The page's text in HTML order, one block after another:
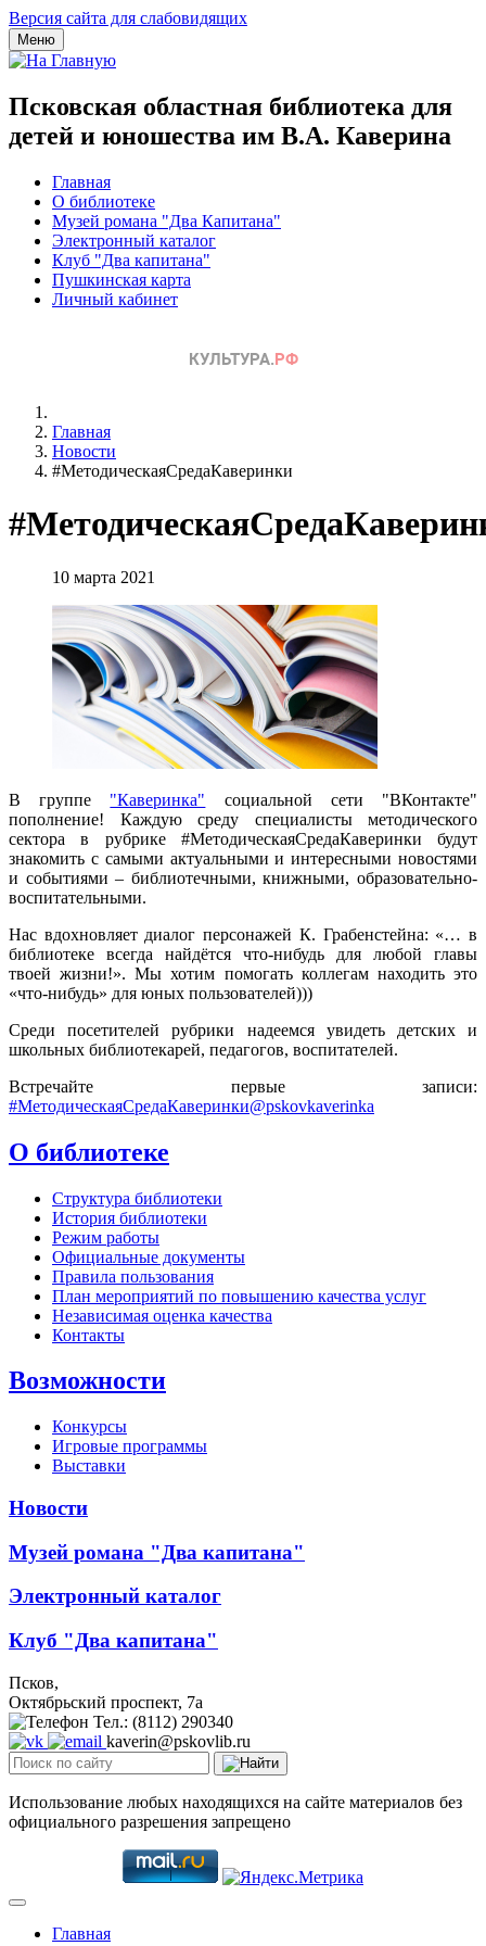
Версия сайта для слабовидящих
Меню
Псковская областная библиотека для
детей и юношества им В.А. Каверина
Главная
О библиотеке
Музей романа "Два Капитана"
Электронный каталог
Клуб "Два капитана"
Пушкинская карта
Личный кабинет
Главная
Новости
#МетодическаяСредаКаверинки
10 марта 2021
В группе "Каверинка" социальной сети "ВКонтакте"
пополнение! Каждую среду специалисты методического
сектора в рубрике #МетодическаяСредаКаверинки будут
знакомить с самыми актуальными и интересными новостями
и событиями – библиотечными, книжными, образовательно-
воспитательными.
Нас вдохновляет диалог персонажей К. Грабенстейна: «… в
библиотеке всегда найдётся что-нибудь для любой главы
твоей жизни!». Мы хотим помогать коллегам находить это
«что-нибудь» для юных пользователей)))
Среди посетителей рубрики надеемся увидеть детских и
школьных библиотекарей, педагогов, воспитателей.
Встречайте первые записи:
#МетодическаяСредаКаверинки@pskovkaverinka
О библиотеке
Структура библиотеки
История библиотеки
Режим работы
Официальные документы
Правила пользования
План мероприятий по повышению качества услуг
Независимая оценка качества
Контакты
Возможности
Конкурсы
Игровые программы
Выставки
Новости
Музей романа "Два капитана"
Электронный каталог
Клуб "Два капитана"
Псков,
Октябрьский проспект, 7a
Тел.: (8112) 290340
kaverin@pskovlib.ru
Использование любых находящихся на сайте материалов без
официального разрешения запрещено
Главная